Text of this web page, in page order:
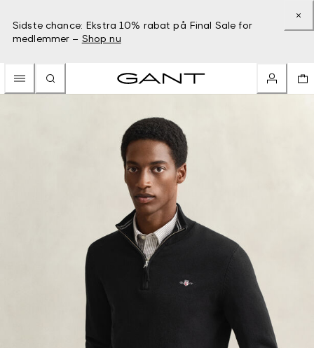
Sidste chance: Ekstra 10% rabat på Final Sale for
medlemmer – Shop nu